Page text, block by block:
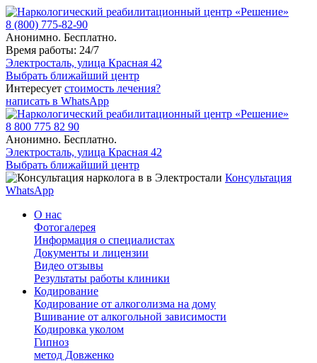
8 (800) 775-82-90
Анонимно. Бесплатно.
Время работы: 24/7
Электросталь, улица Красная 42
Выбрать ближайший центр
Интересует стоимость лечения?
написать в WhatsApp
8 800 775 82 90
Анонимно. Бесплатно.
Электросталь, улица Красная 42
Выбрать ближайший центр
Консультация
WhatsApp
О нас
Фотогалерея
Информация о специалистах
Документы и лицензии
Видео отзывы
Результаты работы клиники
Кодирование
Кодирование от алкоголизма на дому
Вшивание от алкогольной зависимости
Кодировка уколом
Гипноз
метод Довженко